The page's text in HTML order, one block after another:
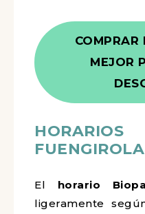
COMPRAR
MEJOR
FUENGIROLA
El horario
ligeramente